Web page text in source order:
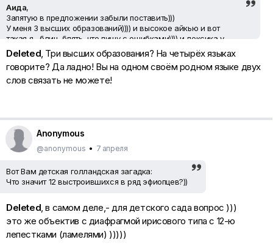
Аида,
Запятую в предложении забыли поставить)))
У меня 3 высших образований)))) и высокое айкью и вот
такая я , блин, блять, что пишу с ошибками)))) и лексика у
меня, блин, такая, что каждая Аида почему то думает имеет
право мне тыкать ошибками.... И я говорю на 4-х языках и все
равно, дура. )))))
Аида))) успокойся, бог зачтет, что с лексикой у тебя все
Deleted, Три высших образования? На четырёх языках
говорите? Да ладно! Вы на одном своём родном языке двух
слов связать не можете!
Anonymous
@anonymous • 7 апреля
Вот Вам детская голландская загадка:
Что значит 12 выстроившихся в ряд эфиопцев?))
Deleted, в самом деле,- для детского сада вопрос )))
это же объектив с диафрагмой ирисового типа с 12-ю
лепестками (ламелями) )))))